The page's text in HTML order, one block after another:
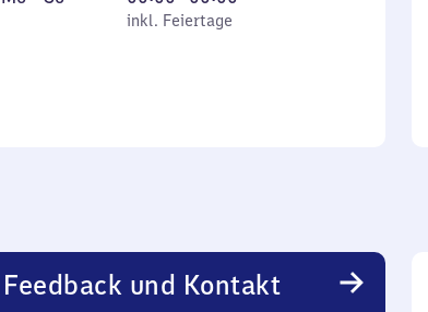
inkl. Feiertage
0
inkl. Feiertage
Feedback und Kontakt